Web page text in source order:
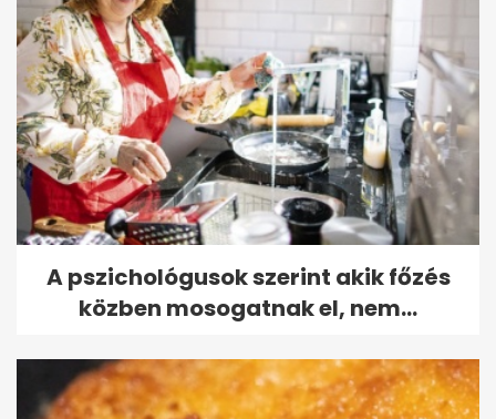
A pszichológusok szerint akik főzés
közben mosogatnak el, nem...